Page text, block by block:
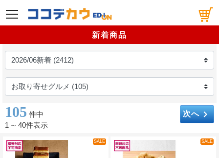
メニュー
新着商品
105 件中
1 ～ 40件表示
次へkeyboard_arrow_right
SALE SALE